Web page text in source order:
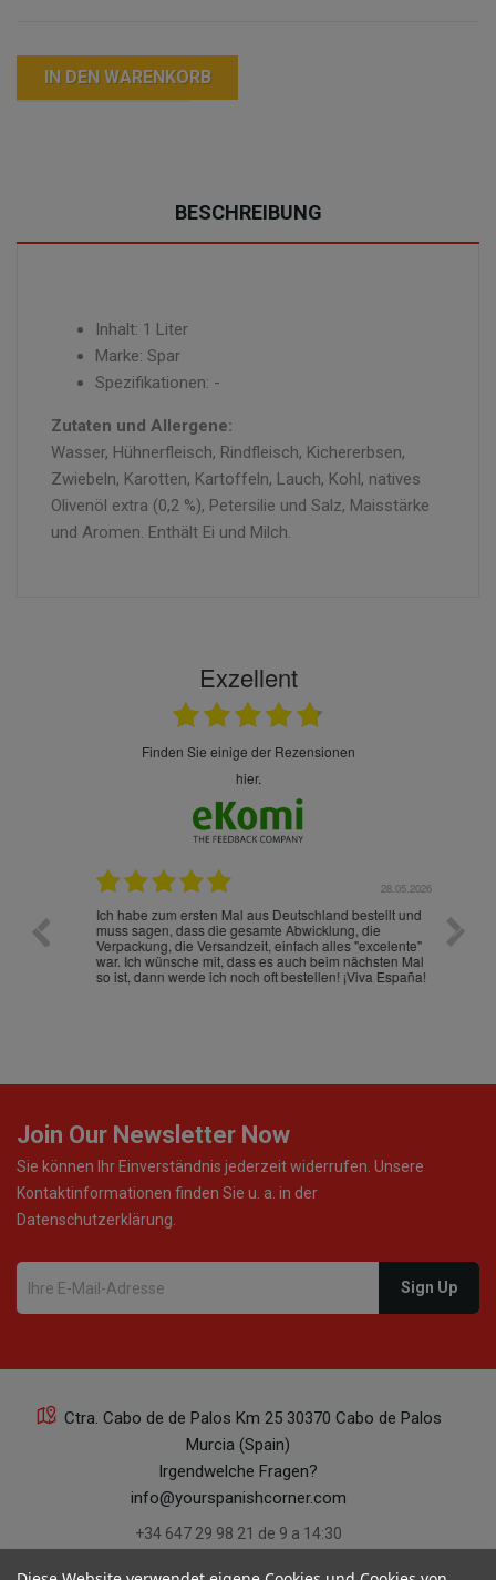
IN DEN WARENKORB
BESCHREIBUNG
Inhalt: 1 Liter
Marke: Spar
Spezifikationen: -
Zutaten und Allergene:
Wasser, Hühnerfleisch, Rindfleisch, Kichererbsen,
Zwiebeln, Karotten, Kartoffeln, Lauch, Kohl, natives
Olivenöl extra (0,2 %), Petersilie und Salz, Maisstärke
und Aromen. Enthält Ei und Milch.
Exzellent
finden Sie einige der Rezensionen
hier.
28.05.2026
Ich habe zum ersten Mal aus Deutschland bestellt und
muss sagen, dass die gesamte Abwicklung, die
Verpackung, die Versandzeit, einfach alles "excelente"
war. Ich wünsche mit, dass es auch beim nächsten Mal
so ist, dann werde ich noch oft bestellen! ¡Viva España!
Die
gut
ist
Join Our Newsletter Now
Sie können Ihr Einverständnis jederzeit widerrufen. Unsere
Kontaktinformationen finden Sie u. a. in der
Datenschutzerklärung.
Ctra. Cabo de de Palos Km 25 30370 Cabo de Palos
Murcia (Spain)
Irgendwelche Fragen?
info@yourspanishcorner.com
+34 647 29 98 21 de 9 a 14:30